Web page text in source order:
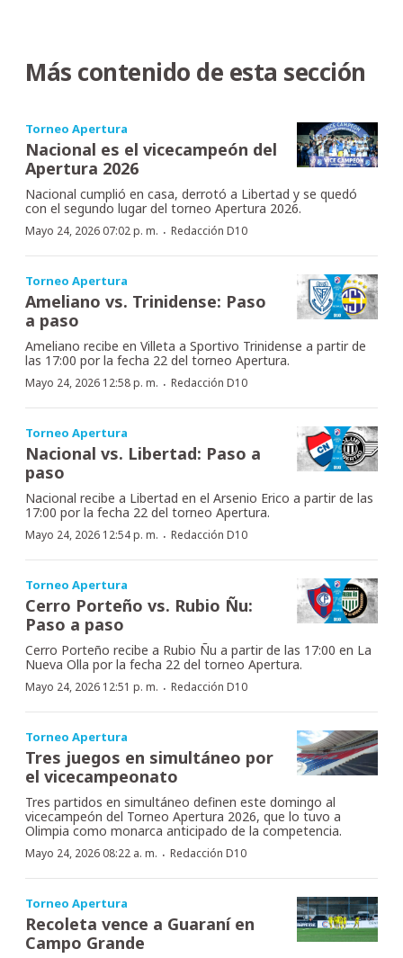
Más contenido de esta sección
Torneo Apertura
Nacional es el vicecampeón del
Apertura 2026
Nacional cumplió en casa, derrotó a Libertad y se quedó
con el segundo lugar del torneo Apertura 2026.
Mayo 24, 2026 07:02 p. m. · Redacción D10
Torneo Apertura
Ameliano vs. Trinidense: Paso
a paso
Ameliano recibe en Villeta a Sportivo Trinidense a partir de
las 17:00 por la fecha 22 del torneo Apertura.
Mayo 24, 2026 12:58 p. m. · Redacción D10
Torneo Apertura
Nacional vs. Libertad: Paso a
paso
Nacional recibe a Libertad en el Arsenio Erico a partir de las
17:00 por la fecha 22 del torneo Apertura.
Mayo 24, 2026 12:54 p. m. · Redacción D10
Torneo Apertura
Cerro Porteño vs. Rubio Ñu:
Paso a paso
Cerro Porteño recibe a Rubio Ñu a partir de las 17:00 en La
Nueva Olla por la fecha 22 del torneo Apertura.
Mayo 24, 2026 12:51 p. m. · Redacción D10
Torneo Apertura
Tres juegos en simultáneo por
el vicecampeonato
Tres partidos en simultáneo definen este domingo al
vicecampeón del Torneo Apertura 2026, que lo tuvo a
Olimpia como monarca anticipado de la competencia.
Mayo 24, 2026 08:22 a. m. · Redacción D10
Torneo Apertura
Recoleta vence a Guaraní en
Campo Grande